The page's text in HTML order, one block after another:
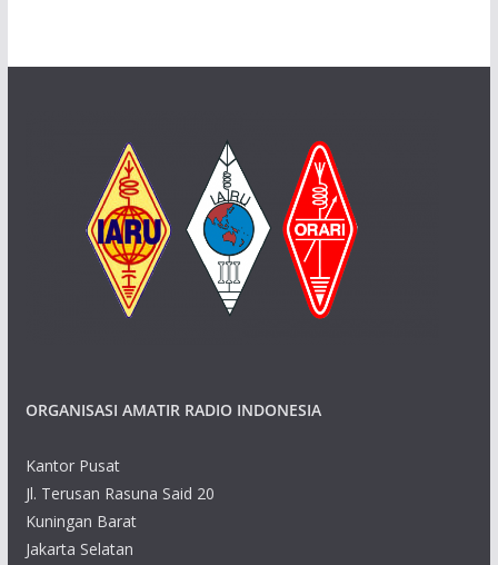
ORGANISASI AMATIR RADIO INDONESIA
Kantor Pusat
Jl. Terusan Rasuna Said 20
Kuningan Barat
Jakarta Selatan